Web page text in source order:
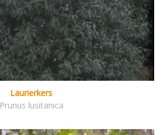
Laurierkers
Prunus lusitanica